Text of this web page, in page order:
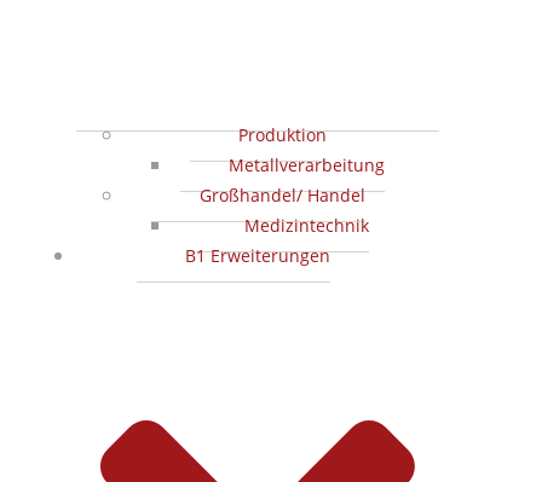
Produktion
Metallverarbeitung
Großhandel/ Handel
Medizintechnik
B1 Erweiterungen